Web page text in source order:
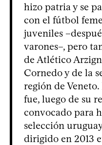
hizo patria y se
con el fútbol
juveniles
varones–, pero
de Atlético
Cornedo y de la
región de
fue, luego de su
convocado para
selección
dirigido en 2013